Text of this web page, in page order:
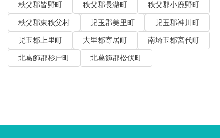
秩父郡皆野町
秩父郡長瀞町
秩父郡小鹿野町
秩父郡東秩父村
児玉郡美里町
児玉郡神川町
児玉郡上里町
大里郡寄居町
南埼玉郡宮代町
北葛飾郡杉戸町
北葛飾郡松伏町